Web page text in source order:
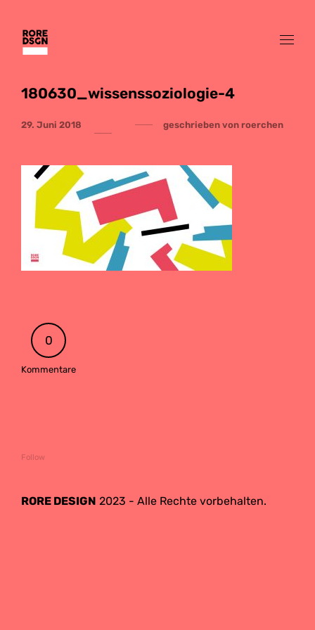
180630_wissenssoziologie-4
29. Juni 2018 geschrieben von roerchen
0
Kommentare
Follow
RORE DESIGN 2023 - Alle Rechte vorbehalten.